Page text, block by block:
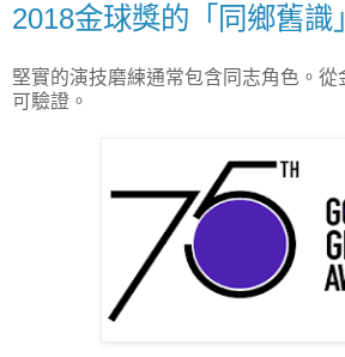
2018金球獎的「同鄉舊識」
堅實的演技磨練通常包含同志角色。
可驗證。